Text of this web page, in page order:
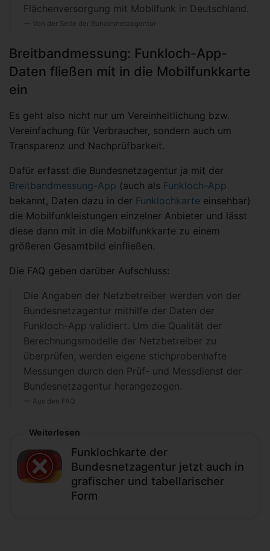
Flächenversorgung mit Mobilfunk in Deutschland.
Von der Seite der Bundesnetzagentur
Breitbandmessung: Funkloch-App-
Daten fließen mit in die Mobilfunkkarte
ein
Es geht also nicht nur um Vereinheitlichung bzw.
Vereinfachung für Verbraucher, sondern auch um
Transparenz und Nachprüfbarkeit.
Dafür erfasst die Bundesnetzagentur ja mit der
Breitbandmessung-App (auch als Funkloch-App
bekannt, Daten dazu in der Funklochkarte einsehbar)
die Mobilfunkleistungen einzelner Anbieter und lässt
diese dann mit in die Mobilfunkkarte zu einem
größeren Gesamtbild einfließen.
Die FAQ geben darüber Aufschluss:
Die Angaben der Netzbetreiber werden von der
Bundesnetzagentur mithilfe der Daten der
Funkloch-App validiert. Um die Qualität der
Berechnungsmodelle der Netzbetreiber zu
überprüfen, werden eigene stichprobenhafte
Messungen durch den Prüf- und Messdienst der
Bundesnetzagentur herangezogen.
Aus den FAQ
Weiterlesen
Funklochkarte der
Bundesnetzagentur jetzt auch in
grafischer und tabellarischer
Form